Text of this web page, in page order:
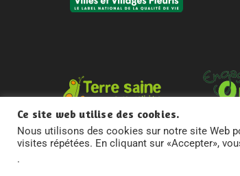
Ce site web utilise des cookies.
Nous utilisons des cookies sur notre site Web
visites répétées. En cliquant sur «Accepter»,
.